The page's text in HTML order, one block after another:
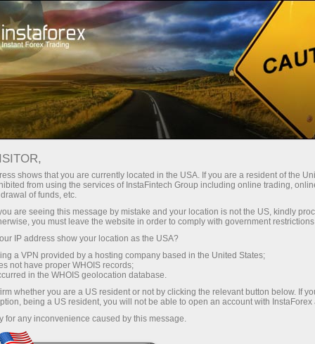
Трейдерам Форекс аналитика
Форекс ТВ
Форекс-видео новости
shows that you are currently located in the USA. If you are a resident of the
from using the services of InstaFintech Group including online trading,
of funds, etc.
are seeing this message by mistake and your location is not the US, kindly
you must leave the website in order to comply with government
IP address show your location as the USA?
a VPN provided by a hosting company based in the United States;
not have proper WHOIS records;
in the WHOIS geolocation database.
whether you are a US resident or not by clicking the relevant button below. If
being a US resident, you will not be able to open an account with InstaForex
for any inconvenience caused by this message.